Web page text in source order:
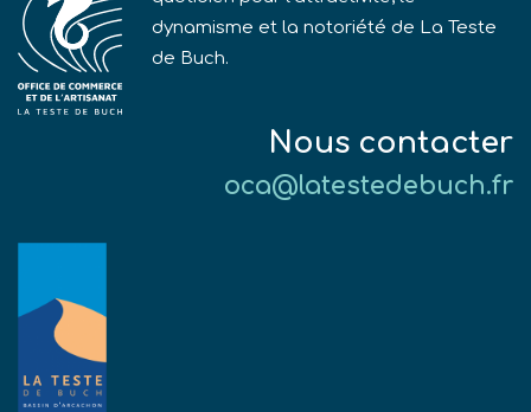
dynamisme et la notoriété de La Teste
de Buch.
Nous contacter
oca@latestedebuch.fr